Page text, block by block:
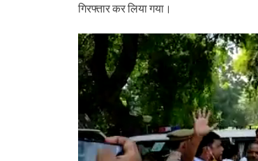
गिरफ्तार कर लिया गया।